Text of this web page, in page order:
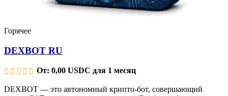
Горячее
DEXBOT RU
От: 0,00 USDC для 1 месяц
DEXBOT — это автономный крипто-бот, совершающий